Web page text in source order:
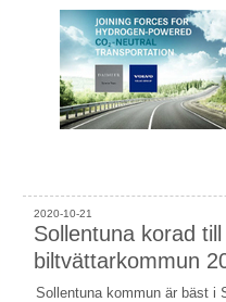
2020-10-21
Sollentuna korad
biltvättarkommun
Sollentuna kommun är bäst i